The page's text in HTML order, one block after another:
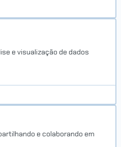
e visualização de dados
e colaborando em